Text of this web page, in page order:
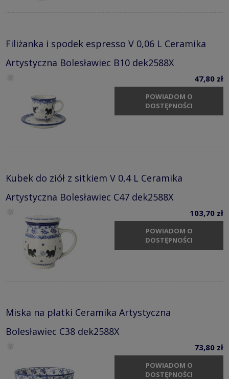
Filiżanka i spodek espresso V 0,06 L Ceramika
Artystyczna Bolesławiec B10 dek2588X
47,80 zł
POWIADOM O
DOSTĘPNOŚCI
Kubek do ziół z sitkiem V 0,4 L Ceramika
Artystyczna Bolesławiec C47 dek2588X
103,70 zł
POWIADOM O
DOSTĘPNOŚCI
Miska na płatki Ceramika Artystyczna
Bolesławiec C38 dek2588X
73,80 zł
POWIADOM O
DOSTĘPNOŚCI